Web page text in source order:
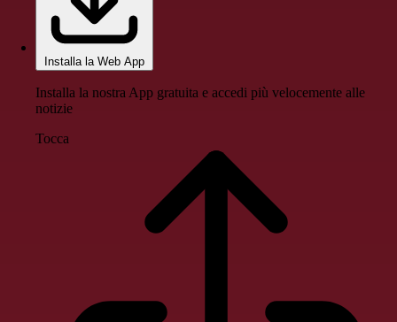
Installa la Web App
Installa la nostra App gratuita e accedi più velocemente alle
notizie
Tocca